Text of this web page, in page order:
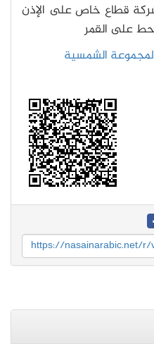
قطاع خاص على الإذن
على القمر
الشمسية
https://nasainarabic.net/r/